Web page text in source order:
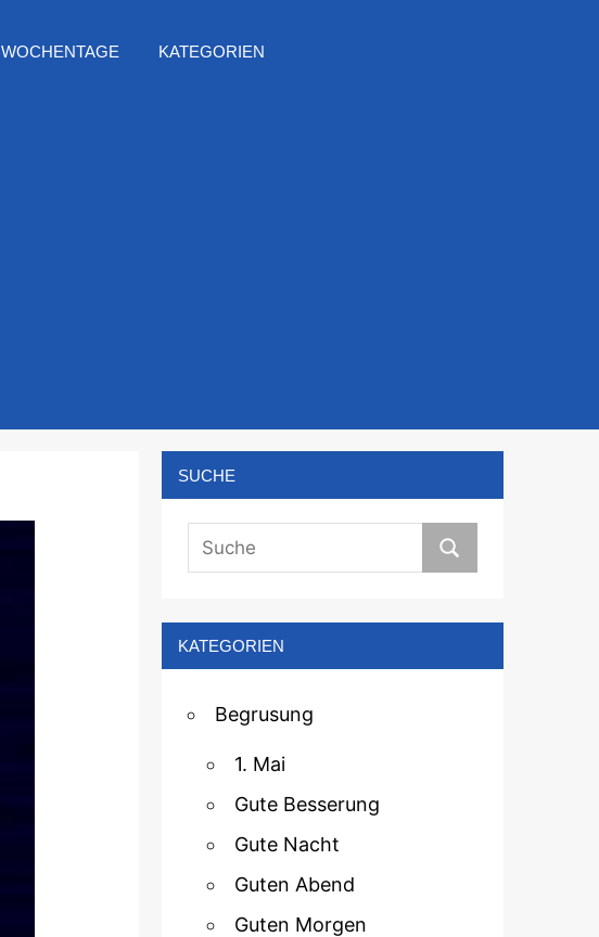
WOCHENTAGE KATEGORIEN
SUCHE
KATEGORIEN
Begrusung
1. Mai
Gute Besserung
Gute Nacht
Guten Abend
Guten Morgen